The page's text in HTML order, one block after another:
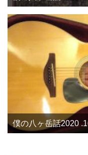
僕の八ヶ岳話2020